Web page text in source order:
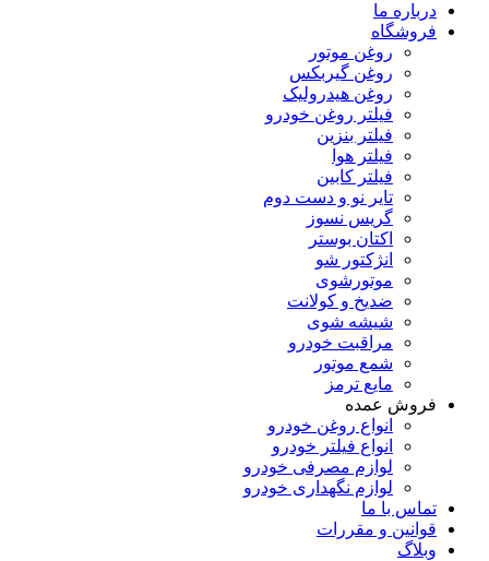
درباره ما
فروشگاه
روغن موتور
روغن گیربکس
روغن هیدرولیک
فیلتر روغن خودرو
فیلتر بنزین
فیلتر هوا
فیلتر کابین
تایر نو و دست دوم
گریس نسوز
اکتان بوستر
انژکتور شو
موتورشوی
ضدیخ و کولانت
شیشه شوی
مراقبت خودرو
شمع موتور
مایع ترمز
فروش عمده
انواع روغن خودرو
انواع فیلتر خودرو
لوازم مصرفی خودرو
لوازم نگهداری خودرو
تماس با ما
قوانین و مقررات
وبلاگ